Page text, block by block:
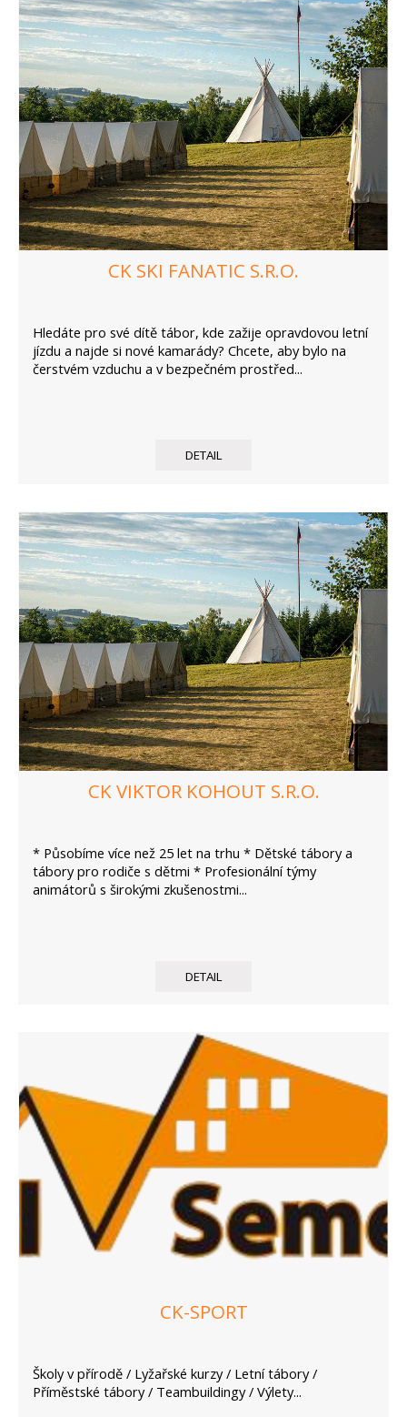
CK SKI FANATIC S.R.O.
Hledáte pro své dítě tábor, kde zažije opravdovou letní
jízdu a najde si nové kamarády? Chcete, aby bylo na
čerstvém vzduchu a v bezpečném prostřed...
DETAIL
CK VIKTOR KOHOUT S.R.O.
* Působíme více než 25 let na trhu * Dětské tábory a
tábory pro rodiče s dětmi * Profesionální týmy
animátorů s širokými zkušenostmi...
DETAIL
CK-SPORT
Školy v přírodě / Lyžařské kurzy / Letní tábory /
Příměstské tábory / Teambuildingy / Výlety...